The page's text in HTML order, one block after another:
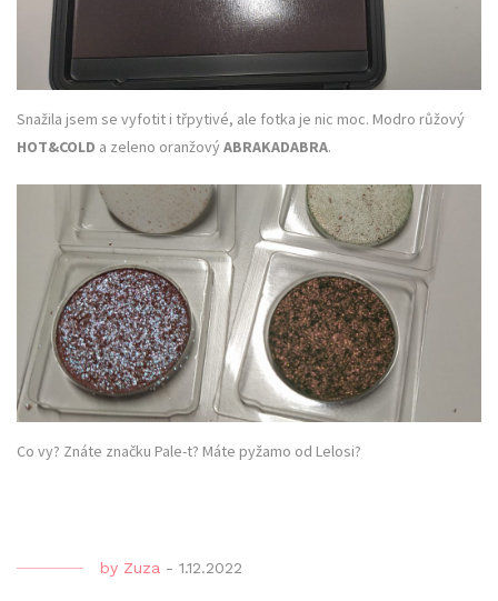
Snažila jsem se vyfotit i třpytivé, ale fotka je nic moc. Modro růžový
HOT&COLD a zeleno oranžovýABRAKADABRA.
Co vy? Znáte značku Pale-t? Máte pyžamo od Lelosi?
by Zuza - 1.12.2022